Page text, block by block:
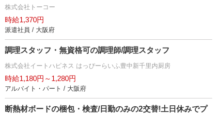
株式会社トーコー
時給1,370円
派遣社員 / 大阪府
調理スタッフ・無資格可の調理師/調理スタッフ
株式会社イートハピネス はっぴーらいふ豊中新千里内厨房
時給1,180円～1,280円
アルバイト・パート / 大阪府
断熱材ボードの梱包・検査/日勤のみの2交替!土日休みでプ